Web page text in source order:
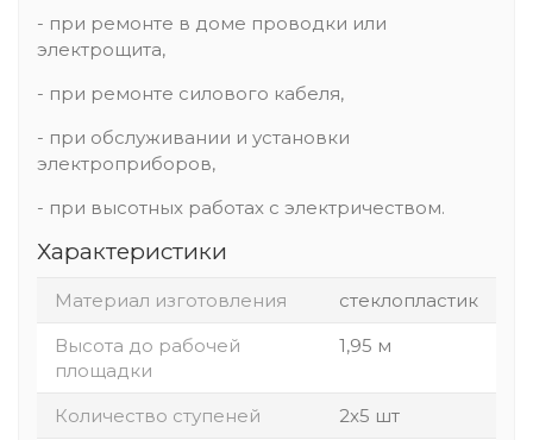
- при ремонте в доме проводки или
электрощита,
- при ремонте силового кабеля,
- при обслуживании и установки
электроприборов,
- при высотных работах с электричеством.
Характеристики
Материал изготовления
стеклопластик
Высота до рабочей
площадки
1,95 м
Количество ступеней
2x5 шт